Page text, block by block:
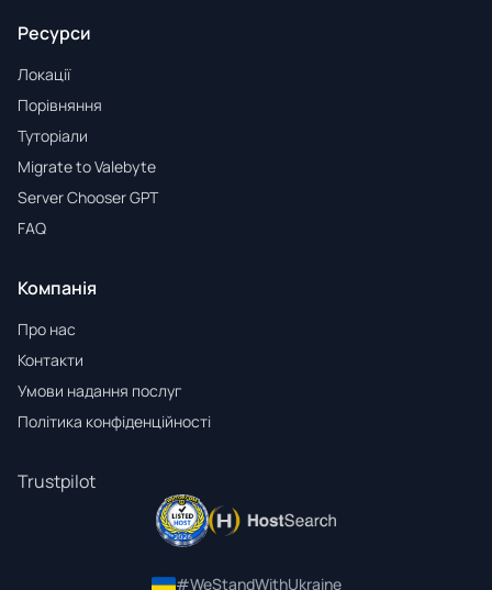
Ресурси
Локації
Порівняння
Туторіали
Migrate to Valebyte
Server Chooser GPT
FAQ
Компанія
Про нас
Контакти
Умови надання послуг
Політика конфіденційності
Trustpilot
#WeStandWithUkraine